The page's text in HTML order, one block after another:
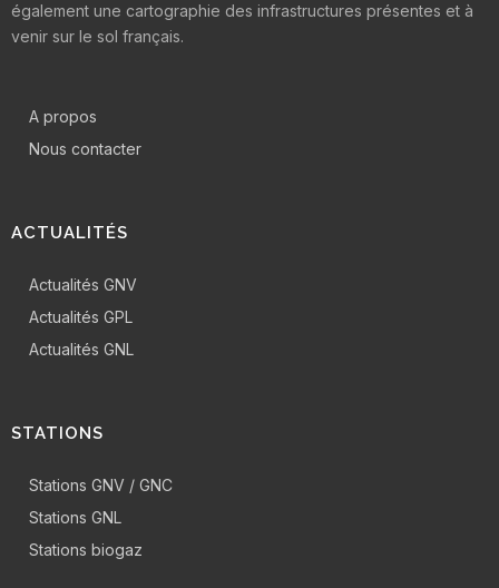
également une cartographie des infrastructures présentes et à
venir sur le sol français.
A propos
Nous contacter
ACTUALITÉS
Actualités GNV
Actualités GPL
Actualités GNL
STATIONS
Stations GNV / GNC
Stations GNL
Stations biogaz